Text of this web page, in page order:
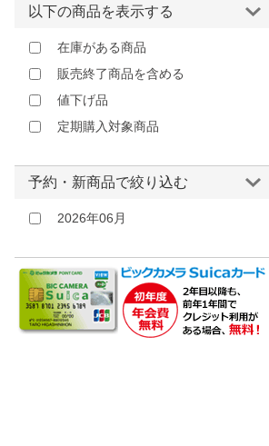
YOUR SHOP｜ユアーショップ
Creation
カラークリエーション｜Color
ケイティケイ｜ktk
MINOLTA
ジャノメ｜JANOME
スカイホースジャパン
スター精密｜STAR MICRONICS
イエロー
クリア
その他
以下の商品を表示する
在庫がある商品
販売終了商品を含める
値下げ品
定期購入対象商品
予約・新商品で絞り込む
2026年06月